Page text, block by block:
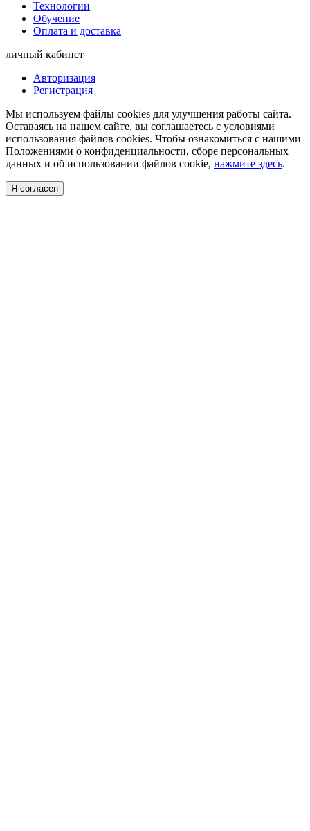
Технологии
Обучение
Оплата и доставка
личный кабинет
Авторизация
Регистрация
Мы используем файлы cookies для улучшения работы сайта.
Оставаясь на нашем сайте, вы соглашаетесь с условиями
использования файлов cookies. Чтобы ознакомиться с нашими
Положениями о конфиденциальности, сборе персональных
данных и об использовании файлов cookie, нажмите здесь.
Я согласен